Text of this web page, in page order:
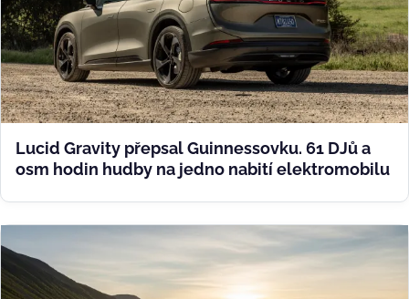
Lucid Gravity přepsal Guinnessovku. 61 DJů a
osm hodin hudby na jedno nabití elektromobilu